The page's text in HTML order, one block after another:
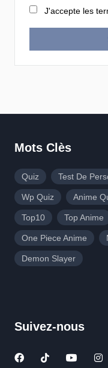
J'accepte les
Mots Clès
Quiz Test De
Wp Quiz Anime
Top10 Top Anime
One Piece Anime
Demon Slayer
Suivez-nous